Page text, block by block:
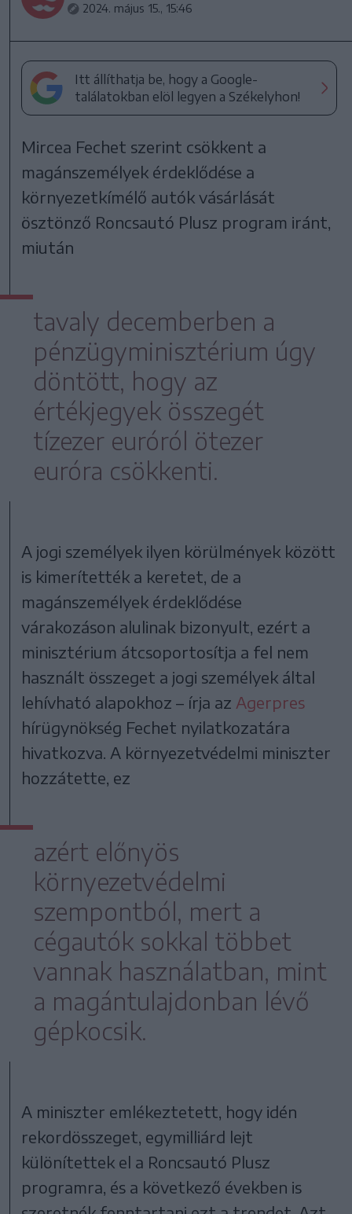
2024. május 15., 15:46
Itt állíthatja be, hogy a Google-
találatokban elöl legyen a Székelyhon!
Mircea Fechet szerint csökkent a
magánszemélyek érdeklődése a
környezetkímélő autók vásárlását
ösztönző Roncsautó Plusz program iránt,
miután
tavaly decemberben a
pénzügyminisztérium úgy
döntött, hogy az
értékjegyek összegét
tízezer euróról ötezer
euróra csökkenti.
A jogi személyek ilyen körülmények között
is kimerítették a keretet, de a
magánszemélyek érdeklődése
várakozáson alulinak bizonyult, ezért a
minisztérium átcsoportosítja a fel nem
használt összeget a jogi személyek által
lehívható alapokhoz – írja az Agerpres
hírügynökség Fechet nyilatkozatára
hivatkozva. A környezetvédelmi miniszter
hozzátette, ez
azért előnyös
környezetvédelmi
szempontból, mert a
cégautók sokkal többet
vannak használatban, mint
a magántulajdonban lévő
gépkocsik.
A miniszter emlékeztetett, hogy idén
rekordösszeget, egymilliárd lejt
különítettek el a Roncsautó Plusz
programra, és a következő években is